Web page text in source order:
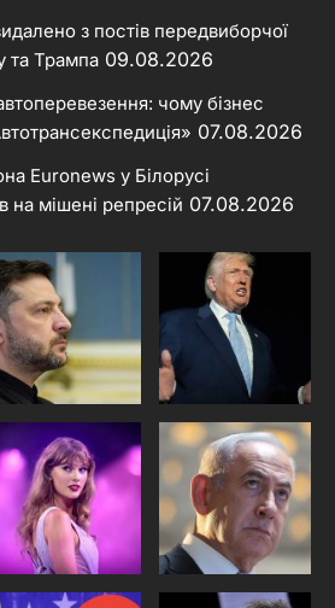
з постів передвиборчої
та Трампа 09.08.2026
чому бізнес
07.08.2026
Euronews у Білорусі
на мішені репресій 07.08.2026